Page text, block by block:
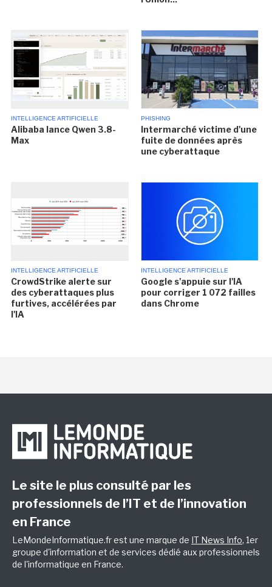
INTELLIGENCE ARTIFICIELLE
Alibaba lance Qwen 3.8-
Max
PHISHING
Intermarché victime d'une
fuite de données après
une cyberattaque
INTELLIGENCE ARTIFICIELLE
CrowdStrike alerte sur
des cyberattaques plus
furtives, accélérées par
l'IA
INTELLIGENCE ARTIFICIELLE
Google s'appuie sur l'IA
pour corriger 1 072 failles
dans Chrome
Le site le plus consulté par les
professionnels de l’IT et de l’innovation
en France
LeMondeInformatique.fr est une marque de IT News Info, 1er
groupe d'information et de services dédié aux professionnels
de l'informatique en France.